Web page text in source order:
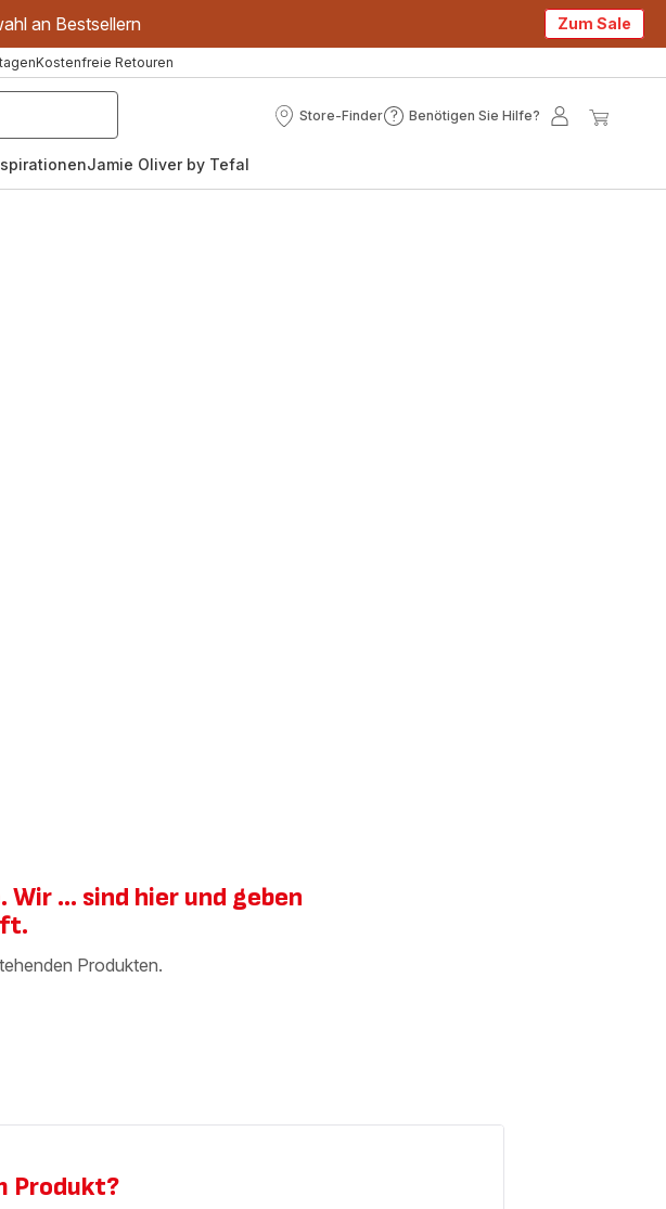
an Bestsellern Zum Sale
Kostenfreie Retouren
Store-Finder
Store-
Benötigen Sie Hilfe?
Benötigen
Mein
Jamie Oliver by Tefal
... sind hier und geben
Produkten.
Produkt?